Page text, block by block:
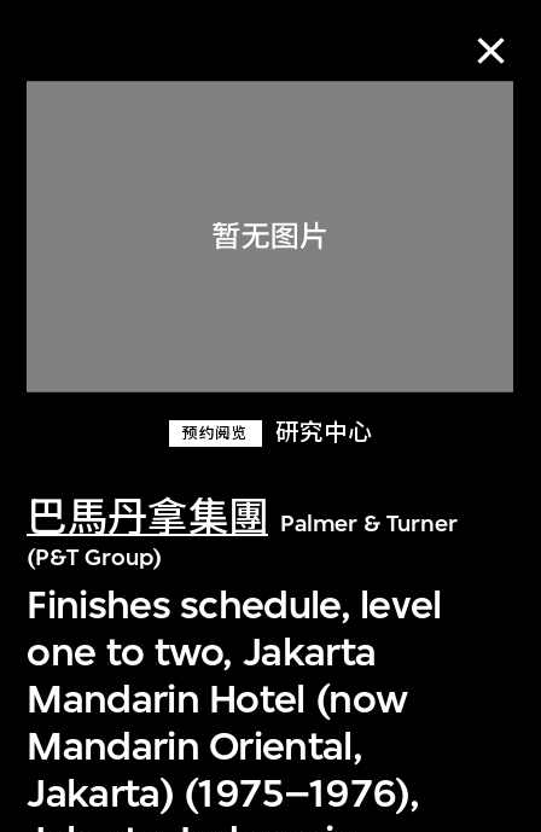
预约阅览 研究中心
巴馬丹拿集團
Palmer & Turner
(P&T Group)
Finishes schedule, level
one to two, Jakarta
Mandarin Hotel (now
Mandarin Oriental,
Jakarta) (1975–1976),
关于M+藏品
探索世界顶级的二十及二十一世纪视觉
文化藏品。